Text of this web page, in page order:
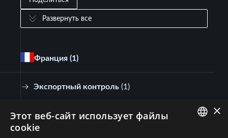
Развернуть все
Франция (1)
Экспортный контроль (1 )
Соединенные Штаты Америки (2) ×
Этот веб-сайт использует файлы
cookie